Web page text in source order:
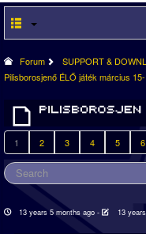
Forum SUPPORT &
Pilisborosjenő ÉLŐ játék március
1 2 3 4 5 6
13 years 5 months ago - 13